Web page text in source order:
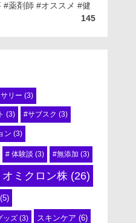
#薬剤師 #オススメ #健
145
リー (3)
(3) #サブスク (3)
ン (3)
# 体験談 (3) #無添加 (3)
オミクロン株 (26)
(5)
ッズ (3) スキンケア (6)